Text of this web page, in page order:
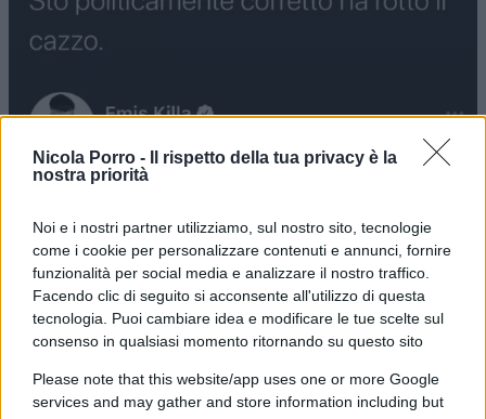
Nicola Porro -
Il rispetto della tua privacy è la
nostra priorità
Noi e i nostri partner utilizziamo, sul nostro sito, tecnologie
come i cookie per personalizzare contenuti e annunci, fornire
funzionalità per social media e analizzare il nostro traffico.
Facendo clic di seguito si acconsente all'utilizzo di questa
tecnologia. Puoi cambiare idea e modificare le tue scelte sul
consenso in qualsiasi momento ritornando su questo sito
Please note that this website/app uses one or more Google
services and may gather and store information including but